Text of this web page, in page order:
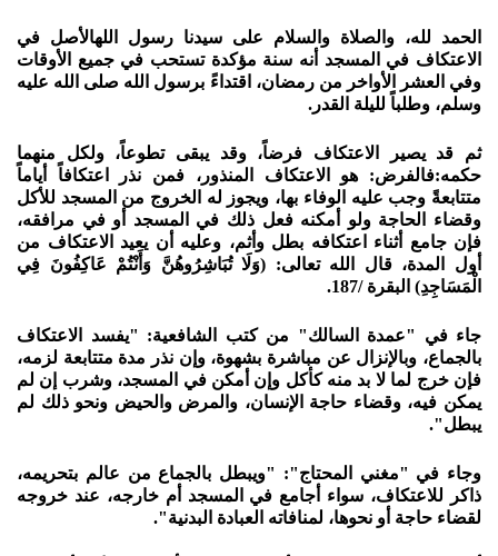
الحمد لله، والصلاة والسلام على سيدنا رسول اللهالأصل في
الاعتكاف في المسجد أنه سنة مؤكدة تستحب في جميع الأوقات
وفي العشر الأواخر من رمضان، اقتداءً برسول الله صلى الله عليه
وسلم، وطلباً لليلة القدر.
ثم قد يصير الاعتكاف فرضاً، وقد يبقى تطوعاً، ولكل منهما
حكمه:فالفرض: هو الاعتكاف المنذور، فمن نذر اعتكافاً أياماً
متتابعةً وجب عليه الوفاء بها، ويجوز له الخروج من المسجد للأكل
وقضاء الحاجة ولو أمكنه فعل ذلك في المسجد أو في مرافقه،
فإن جامع أثناء اعتكافه بطل وأثم، وعليه أن يعيد الاعتكاف من
أول المدة، قال الله تعالى: (وَلَا تُبَاشِرُوهُنَّ وَأَنْتُمْ عَاكِفُونَ فِي
الْمَسَاجِدِ) البقرة /187.
جاء في "عمدة السالك" من كتب الشافعية: "يفسد الاعتكاف
بالجماع، وبالإنزال عن مباشرة بشهوة، وإن نذر مدة متتابعة لزمه،
فإن خرج لما لا بد منه كأكل وإن أمكن في المسجد، وشرب إن لم
يمكن فيه، وقضاء حاجة الإنسان، والمرض والحيض ونحو ذلك لم
يبطل".
وجاء في "مغني المحتاج": "ويبطل بالجماع من عالم بتحريمه،
ذاكر للاعتكاف، سواء أجامع في المسجد أم خارجه، عند خروجه
لقضاء حاجة أو نحوها، لمنافاته العبادة البدنية".